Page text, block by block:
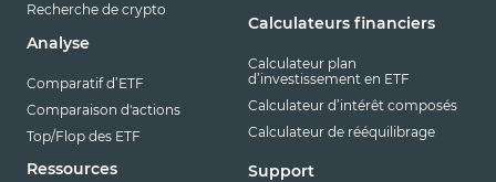
Recherche de crypto
Analyse
Comparatif d’ETF
Comparaison d'actions
Top/Flop des ETF
Ressources
Calculateurs financiers
Calculateur plan
d’investissement en ETF
Calculateur d’intérêt composés
Calculateur de rééquilibrage
Support